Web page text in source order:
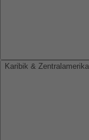
Karibik & Zentralamerika